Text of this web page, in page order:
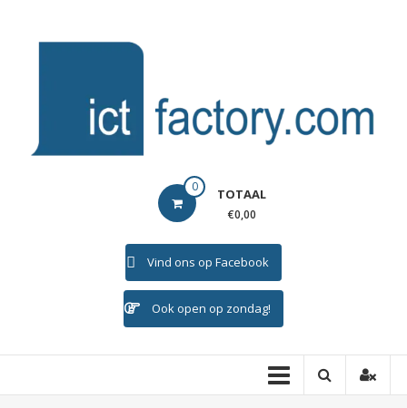
ICTFACTORY 0 TOTAAL
€0,00
Vind ons op Facebook
Ook open op zondag!